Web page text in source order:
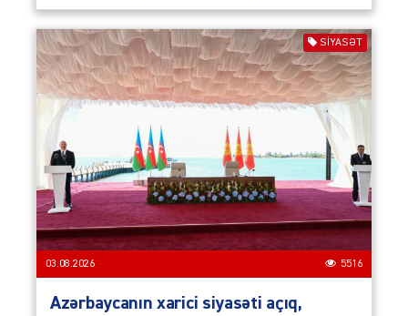
SIYASƏT
03.08.2026 5516
Azərbaycanın xarici siyasəti açıq,